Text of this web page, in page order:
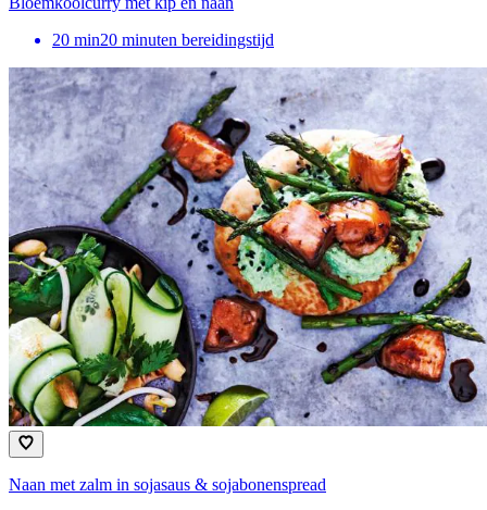
20 min20 minuten bereidingstijd
Naan met zalm in sojasaus & sojabonenspread